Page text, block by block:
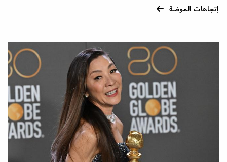
إتجاهات الموضة